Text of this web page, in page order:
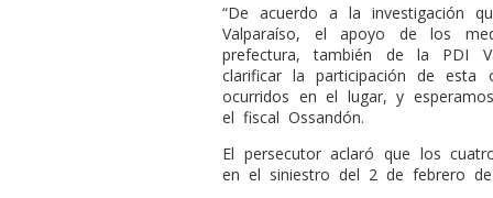
“De acuerdo a la investigación
Valparaíso, el apoyo de los
prefectura, también de la PDI
clarificar la participación de esta
ocurridos en el lugar, y
el fiscal Ossandón.
El persecutor aclaró que los
en el siniestro del 2 de febrero